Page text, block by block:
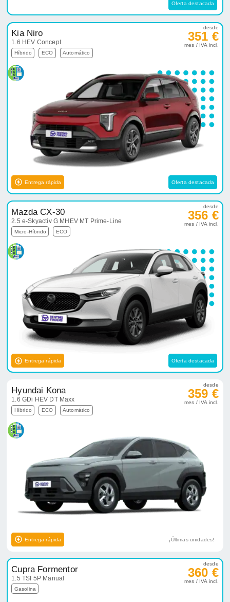
Oferta destacada
Kia Niro
1.6 HEV Concept
Híbrido ECO Automático
desde
351 €
mes / IVA incl.
Entrega rápida Oferta destacada
Mazda CX-30
2.5 e-Skyactiv G MHEV MT Prime-Line
Micro-Híbrido ECO
desde
356 €
mes / IVA incl.
Entrega rápida Oferta destacada
Hyundai Kona
1.6 GDi HEV DT Maxx
Híbrido ECO Automático
desde
359 €
mes / IVA incl.
Entrega rápida ¡Últimas unidades!
Cupra Formentor
1.5 TSI 5P Manual
Gasolina
desde
360 €
mes / IVA incl.